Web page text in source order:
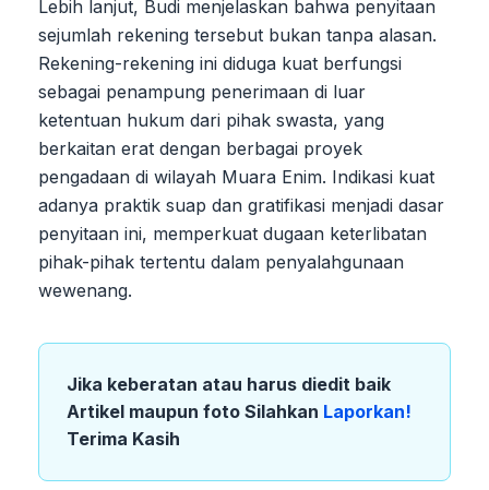
Lebih lanjut, Budi menjelaskan bahwa penyitaan
sejumlah rekening tersebut bukan tanpa alasan.
Rekening-rekening ini diduga kuat berfungsi
sebagai penampung penerimaan di luar
ketentuan hukum dari pihak swasta, yang
berkaitan erat dengan berbagai proyek
pengadaan di wilayah Muara Enim. Indikasi kuat
adanya praktik suap dan gratifikasi menjadi dasar
penyitaan ini, memperkuat dugaan keterlibatan
pihak-pihak tertentu dalam penyalahgunaan
wewenang.
Jika keberatan atau harus diedit baik
Artikel maupun foto Silahkan Laporkan!
Terima Kasih